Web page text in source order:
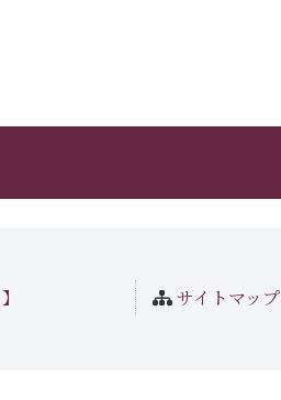
サイトマップ